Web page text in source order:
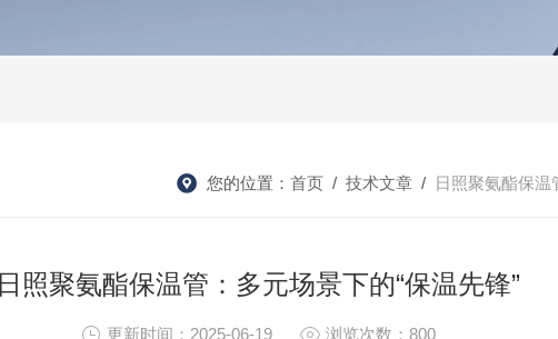
您的位置： 首页 / 技术文章 / 日照聚氨酯保温
日照聚氨酯保温管：多元场景下的“保温先锋”
更新时间：2025-06-19 浏览次数：800